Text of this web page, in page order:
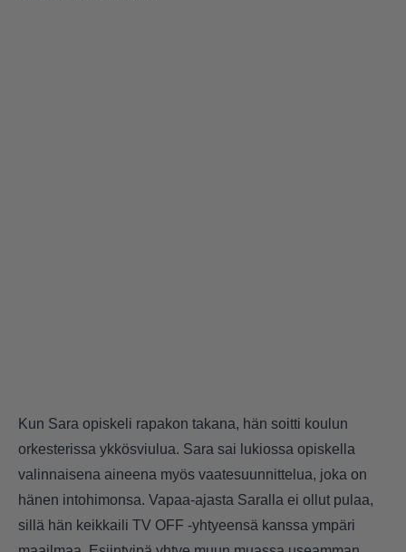
Kun Sara opiskeli rapakon takana, hän soitti koulun
orkesterissa ykkösviulua. Sara sai lukiossa opiskella
valinnaisena aineena myös vaatesuunnittelua, joka on
hänen intohimonsa. Vapaa-ajasta Saralla ei ollut pulaa,
sillä hän keikkaili TV OFF -yhtyeensä kanssa ympäri